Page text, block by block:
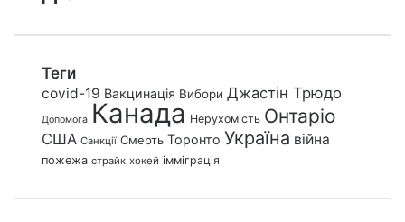
Теги
covid-19 Вакцинація Вибори Джастін Трюдо
Допомога Канада Нерухомість Онтаріо
США Санкції Смерть Торонто Україна війна
пожежа страйк хокей імміграція